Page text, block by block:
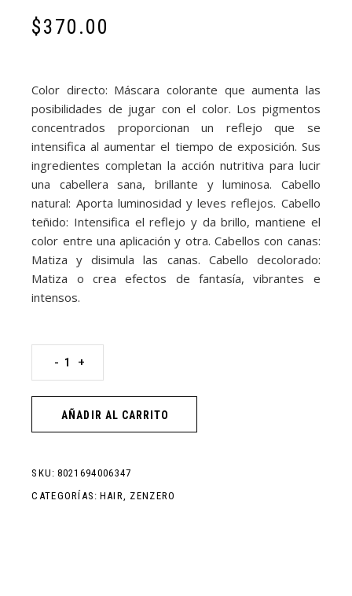
$370.00
Color directo: Máscara colorante que aumenta las
posibilidades de jugar con el color. Los pigmentos
concentrados proporcionan un reflejo que se
intensifica al aumentar el tiempo de exposición. Sus
ingredientes completan la acción nutritiva para lucir
una cabellera sana, brillante y luminosa. Cabello
natural: Aporta luminosidad y leves reflejos. Cabello
teñido: Intensifica el reflejo y da brillo, mantiene el
color entre una aplicación y otra. Cabellos con canas:
Matiza y disimula las canas. Cabello decolorado:
Matiza o crea efectos de fantasía, vibrantes e
intensos.
- +
AÑADIR AL CARRITO
SKU: 8021694006347
CATEGORÍAS: HAIR ZENZERO